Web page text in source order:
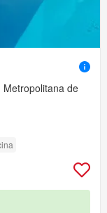
Metropolitana de